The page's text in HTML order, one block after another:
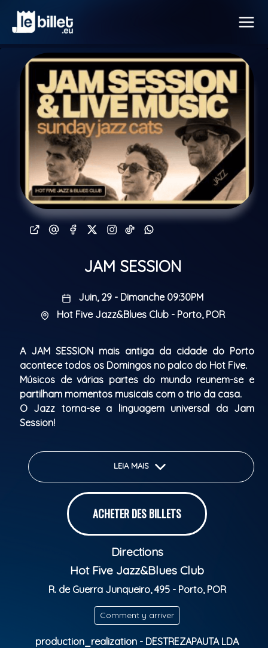
JAM SESSION
Juin, 29 - Dimanche 09:30PM
Hot Five Jazz&Blues Club - Porto, POR
A JAM SESSION mais antiga da cidade do Porto
acontece todos os Domingos no palco do Hot Five.
Músicos de várias partes do mundo reunem-se e
partilham momentos musicais com o trio da casa.
O Jazz torna-se a linguagem universal da Jam
Session!
Abertura de portas: 21h30
Início do espetáculo: 22h30
The oldest JAM SESSION in Porto takes place every
Sunday on the Hot Five stage.
Musicians from all over the world get together and
share musical moments with the house trio.
Jazz becomes the universal language of the Jam
Doors open: 9:30 p.m.
Show starts: 10:30 p.m.
Classification Parentale: M/16
LEIA MAIS
ACHETER DES BILLETS
Directions
Hot Five Jazz&Blues Club
R. de Guerra Junqueiro, 495 - Porto, POR
Comment y arriver
production_realization - DESTREZAPAUTA LDA